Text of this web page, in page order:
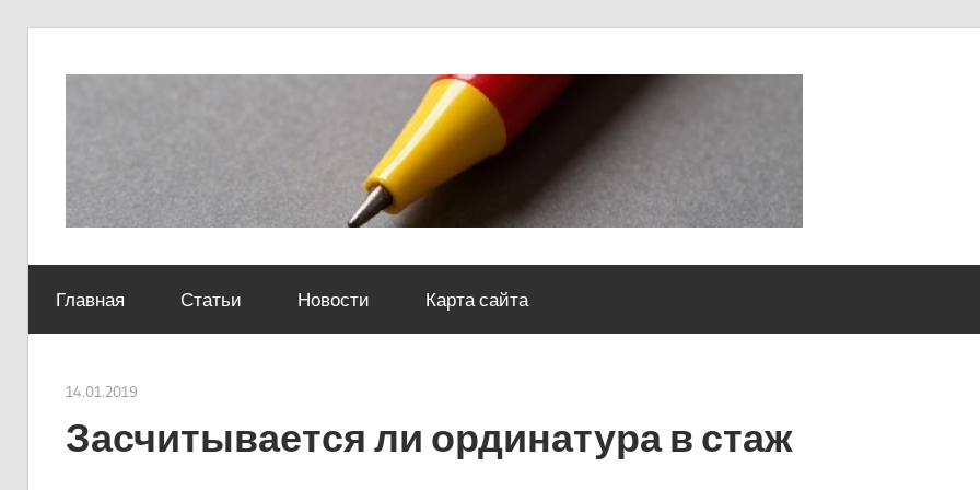
юридический
центр
Главная Статьи Новости Карта сайта
14.01.2019
Засчитывается ли ординатура в стаж